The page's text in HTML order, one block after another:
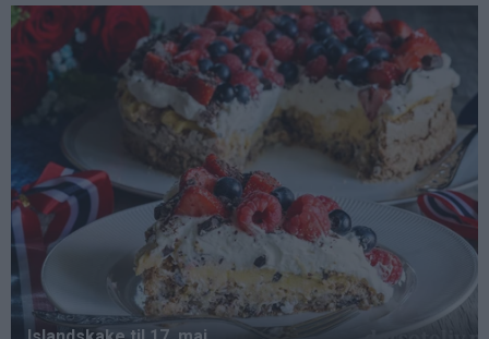
Hopp
hovedinnhold